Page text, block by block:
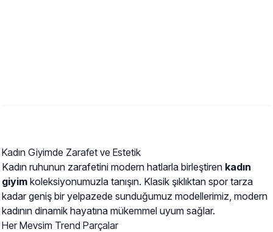
Kadın Giyimde Zarafet ve Estetik
Kadın ruhunun zarafetini modern hatlarla birleştiren kadın
giyim koleksiyonumuzla tanışın. Klasik şıklıktan spor tarza
kadar geniş bir yelpazede sunduğumuz modellerimiz, modern
kadının dinamik hayatına mükemmel uyum sağlar.
Her Mevsim Trend Parçalar